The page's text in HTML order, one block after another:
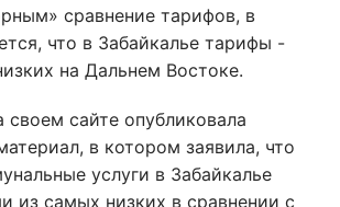
сравнение тарифов, в
что в Забайкалье тарифы -
на Дальнем Востоке.
сайте опубликовала
в котором заявила, что
услуги в Забайкалье
из самых низких в сравнении с